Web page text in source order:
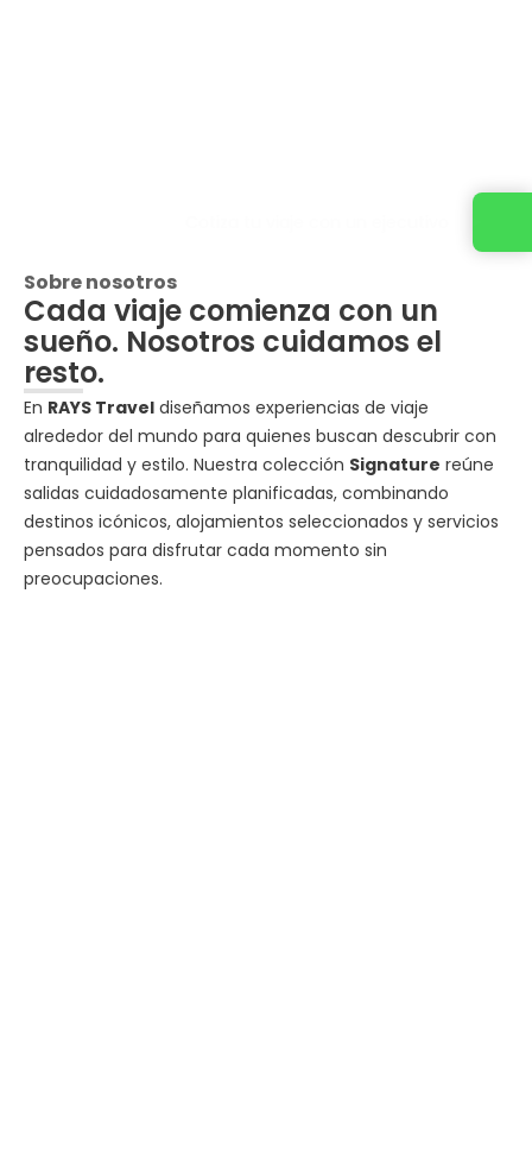
Sobre nosotros
Cada viaje comienza con un
sueño. Nosotros cuidamos el
resto.
En RAYS Travel diseñamos experiencias de viaje
alrededor del mundo para quienes buscan descubrir con
tranquilidad y estilo. Nuestra colección Signature reúne
salidas cuidadosamente planificadas, combinando
destinos icónicos, alojamientos seleccionados y servicios
pensados para disfrutar cada momento sin
preocupaciones.